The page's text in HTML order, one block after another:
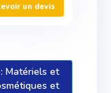
un devis
Matériels et
et